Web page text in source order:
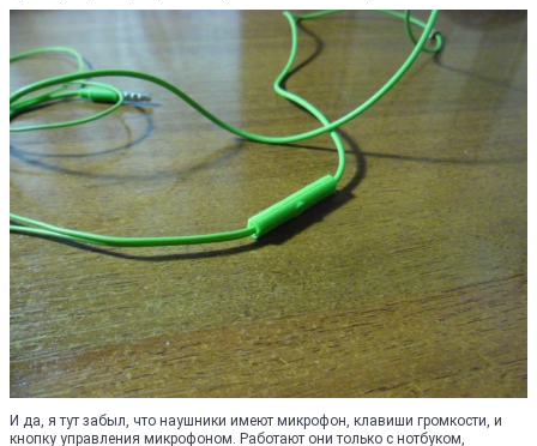
И да, я тут забыл, что наушники имеют микрофон, клавиши громкости, и
кнопку управления микрофоном. Работают они только с нотбуком,